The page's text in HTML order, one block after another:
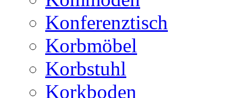
Konferenztisch
Korbmöbel
Korbstuhl
Korkboden